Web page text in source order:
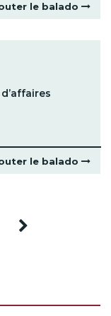
le balado
le balado